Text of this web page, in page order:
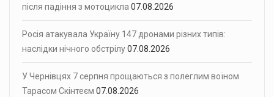
після падіння з мотоцикла 07.08.2026
Росія атакувала Україну 147 дронами різних типів:
наслідки нічного обстрілу07.08.2026
У Чернівцях 7 серпня прощаються з полеглим воїном
Тарасом Скінтеєм 07.08.2026